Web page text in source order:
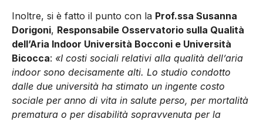
Inoltre, si è fatto il punto con la Prof.ssa Susanna
Dorigoni, Responsabile Osservatorio sulla Qualità
dell’Aria Indoor Università Bocconi e Università
Bicocca: «I costi sociali relativi alla qualità dell’aria
indoor sono decisamente alti. Lo studio condotto
dalle due università ha stimato un ingente costo
sociale per anno di vita in salute perso, per mortalità
prematura o per disabilità sopravvenuta per la